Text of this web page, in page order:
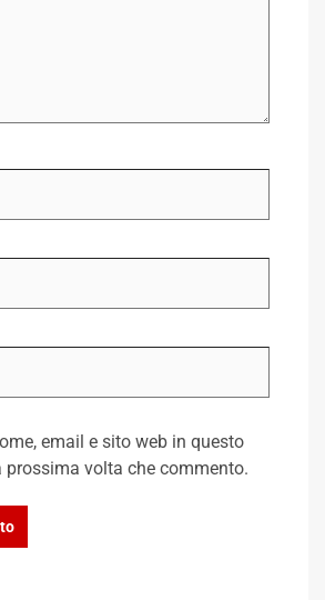
email e sito web in questo
prossima volta che commento.